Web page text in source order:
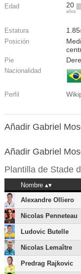
Edad 20
años
Estatura 1.85
Posición
Pie
Nacionalidad
Perfil
Añadir Gabriel
Añadir Gabriel
Plantilla de Stade
Nombre
Alexandre Olliero
Nicolas Penneteau
Ludovic Butelle
Nicolas Lemaître
Predrag Rajkovic